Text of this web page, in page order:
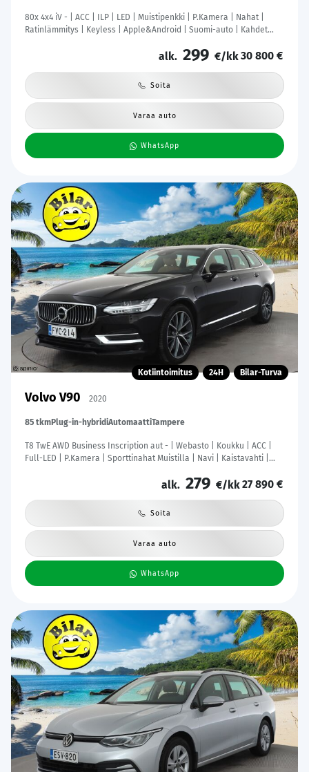
80x 4x4 iV - | ACC | ILP | LED | Muistipenkki | P.Kamera | Nahat |
Ratinlämmitys | Keyless | Apple&Android | Suomi-auto | Kahdet
alk. 299 €/kk30 800 €
Soita
Varaa auto
WhatsApp
Kotiintoimitus 24H Bilar-Turva
Volvo V90 2020
85 tkmPlug-in-hybridiAutomaattiTampere
T8 TwE AWD Business Inscription aut - | Webasto | Koukku | ACC |
Full-LED | P.Kamera | Sporttinahat Muistilla | Navi | Kaistavahti |
alk. 279 €/kk27 890 €
Soita
Varaa auto
WhatsApp